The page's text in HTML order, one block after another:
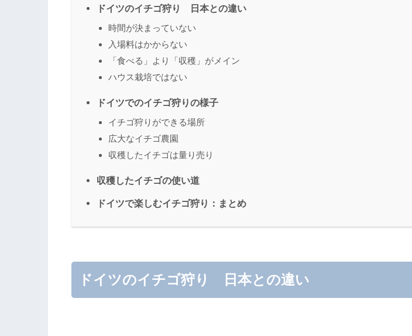
ドイツのイチゴ狩り 日本との違い
時間が決まっていない
入場料はかからない
「食べる」より「収穫」がメイン
ハウス栽培ではない
ドイツでのイチゴ狩りの様子
イチゴ狩りができる場所
広大なイチゴ農園
収穫したイチゴは量り売り
収穫したイチゴの使い道
ドイツで楽しむイチゴ狩り：まとめ
ドイツのイチゴ狩り 日本との違い